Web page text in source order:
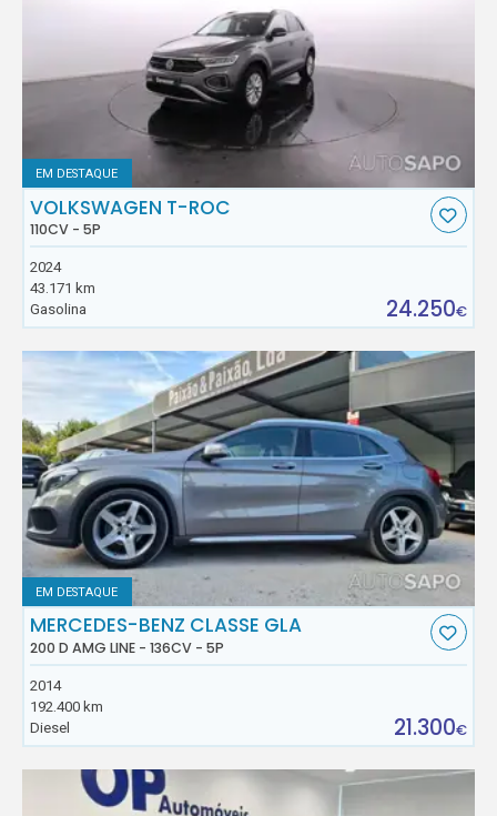
EM DESTAQUE
VOLKSWAGEN T-ROC
110CV - 5P
2024
43.171 km
Gasolina
24.250€
EM DESTAQUE
MERCEDES-BENZ CLASSE GLA
200 D AMG LINE - 136CV - 5P
2014
192.400 km
Diesel
21.300€